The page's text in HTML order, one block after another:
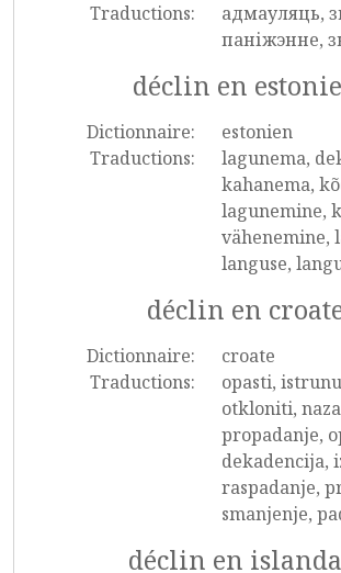
Traductions:
адмауляць,
паніжэнне,
déclin en
Dictionnaire:
estonien
Traductions:
lagunema,
kahanema,
lagunemine,
vähenemine,
languse,
déclin en
Dictionnaire:
croate
Traductions:
opasti,
otkloniti,
propadanje,
dekadencija,
raspadanje,
smanjenje,
déclin en